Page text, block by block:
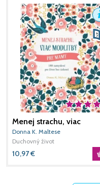
Menej strachu, viac
modlitby pre mamy
Donna K. Maltese
Duchovný život
10,97€